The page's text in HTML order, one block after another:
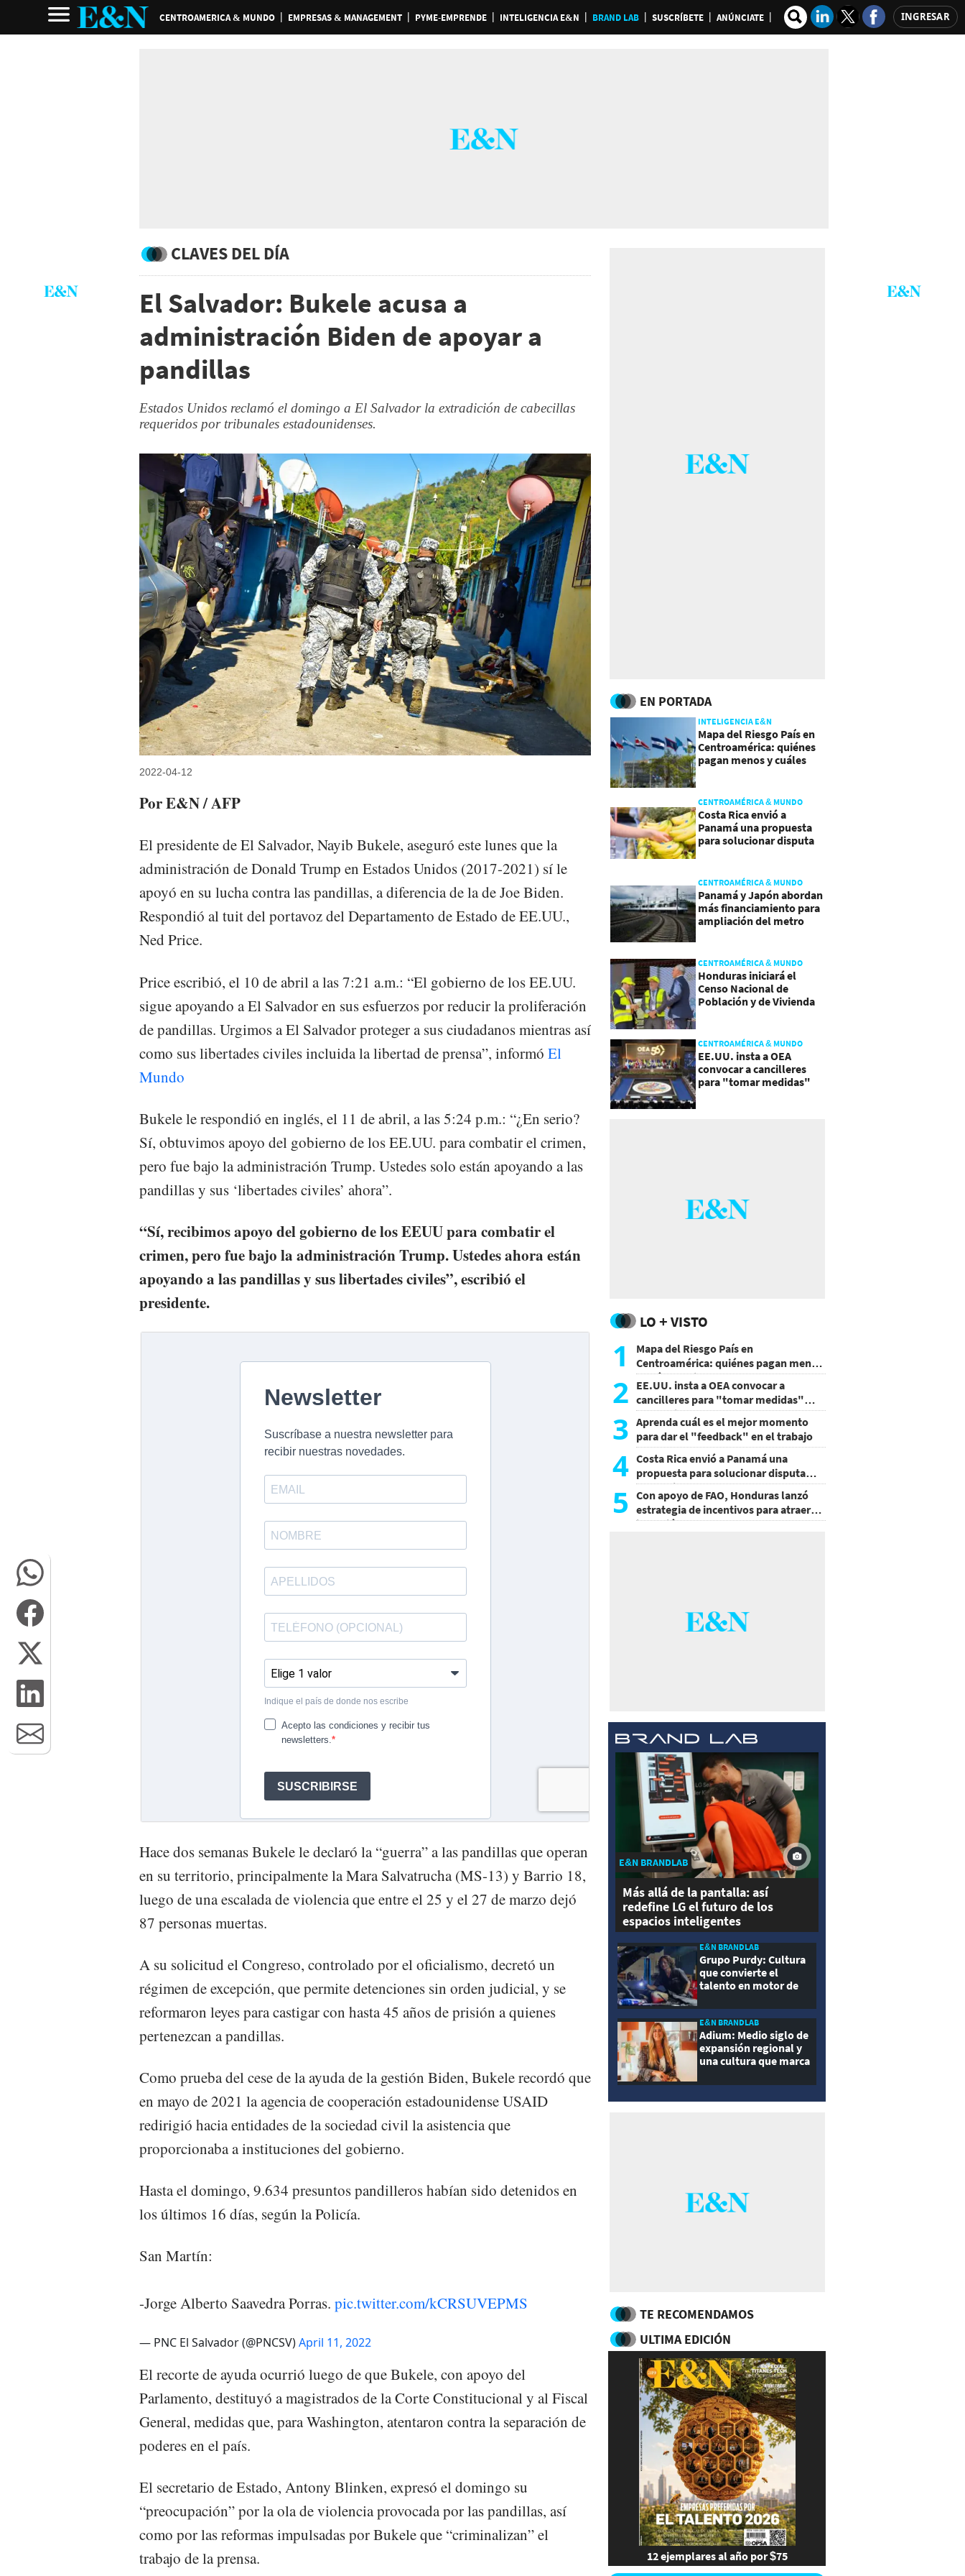
CENTROAMERICA & MUNDO EMPRESAS & MANAGEMENT PYME-EMPRENDE INTELIGENCIA E&N BRAND LAB SUSCRÍBETE ANÚNCIATE INGRESAR
CLAVES DEL DÍA
El Salvador: Bukele acusa a
administración Biden de apoyar a
pandillas
Estados Unidos reclamó el domingo a El Salvador la extradición de cabecillas
requeridos por tribunales estadounidenses.
2022-04-12
Por E&N / AFP
El presidente de El Salvador, Nayib Bukele, aseguró este lunes que la
administración de Donald Trump en Estados Unidos (2017-2021) sí le
apoyó en su lucha contra las pandillas, a diferencia de la de Joe Biden.
Respondió al tuit del portavoz del Departamento de Estado de EE.UU.,
Ned Price.
Price escribió, el 10 de abril a las 7:21 a.m.: “El gobierno de los EE.UU.
sigue apoyando a El Salvador en sus esfuerzos por reducir la proliferación
de pandillas. Urgimos a El Salvador proteger a sus ciudadanos mientras así
como sus libertades civiles incluida la libertad de prensa”, informó El
Mundo
Bukele le respondió en inglés, el 11 de abril, a las 5:24 p.m.: “¿En serio?
Sí, obtuvimos apoyo del gobierno de los EE.UU. para combatir el crimen,
pero fue bajo la administración Trump. Ustedes solo están apoyando a las
pandillas y sus ‘libertades civiles’ ahora”.
“Sí, recibimos apoyo del gobierno de los EEUU para combatir el
crimen, pero fue bajo la administración Trump. Ustedes ahora están
apoyando a las pandillas y sus libertades civiles”, escribió el
presidente.
Hace dos semanas Bukele le declaró la “guerra” a las pandillas que operan
en su territorio, principalmente la Mara Salvatrucha (MS-13) y Barrio 18,
luego de una escalada de violencia que entre el 25 y el 27 de marzo dejó
87 personas muertas.
A su solicitud el Congreso, controlado por el oficialismo, decretó un
régimen de excepción, que permite detenciones sin orden judicial, y se
reformaron leyes para castigar con hasta 45 años de prisión a quienes
pertenezcan a pandillas.
Como prueba del cese de la ayuda de la gestión Biden, Bukele recordó que
en mayo de 2021 la agencia de cooperación estadounidense USAID
redirigió hacia entidades de la sociedad civil la asistencia que
proporcionaba a instituciones del gobierno.
Hasta el domingo, 9.634 presuntos pandilleros habían sido detenidos en
los últimos 16 días, según la Policía.
San Martín:
-Jorge Alberto Saavedra Porras. pic.twitter.com/kCRSUVEPMS
— PNC El Salvador (@PNCSV)April 11, 2022
El recorte de ayuda ocurrió luego de que Bukele, con apoyo del
Parlamento, destituyó a magistrados de la Corte Constitucional y al Fiscal
General, medidas que, para Washington, atentaron contra la separación de
poderes en el país.
El secretario de Estado, Antony Blinken, expresó el domingo su
“preocupación” por la ola de violencia provocada por las pandillas, así
como por las reformas impulsadas por Bukele que “criminalizan” el
trabajo de la prensa.
EN PORTADA
INTELIGENCIA E&N
Mapa del Riesgo País en
Centroamérica: quiénes
pagan menos y cuáles
CENTROAMÉRICA & MUNDO
Costa Rica envió a
Panamá una propuesta
para solucionar disputa
CENTROAMÉRICA & MUNDO
Panamá y Japón abordan
más financiamiento para
ampliación del metro
CENTROAMÉRICA & MUNDO
Honduras iniciará el
Censo Nacional de
Población y de Vivienda
CENTROAMÉRICA & MUNDO
EE.UU. insta a OEA
convocar a cancilleres
para "tomar medidas"
LO + VISTO
1
Mapa del Riesgo País en
Centroamérica: quiénes pagan menos
y cuáles mejoraron
2 EE.UU. insta a OEA convocar a
cancilleres para "tomar medidas"
sobre Nicaragua
3 Aprenda cuál es el mejor momento
para dar el "feedback" en el trabajo
4 Costa Rica envió a Panamá una
propuesta para solucionar disputa
comercial
5
Con apoyo de FAO, Honduras lanzó
estrategia de incentivos para atraer
inversión al agro
E&N BRANDLAB
Más allá de la pantalla: así
redefine LG el futuro de los
espacios inteligentes
E&N BRANDLAB
Grupo Purdy: Cultura
que convierte el
talento en motor de
E&N BRANDLAB
Adium: Medio siglo de
expansión regional y
una cultura que marca
TE RECOMENDAMOS
ULTIMA EDICIÓN
12 ejemplares al año por $75